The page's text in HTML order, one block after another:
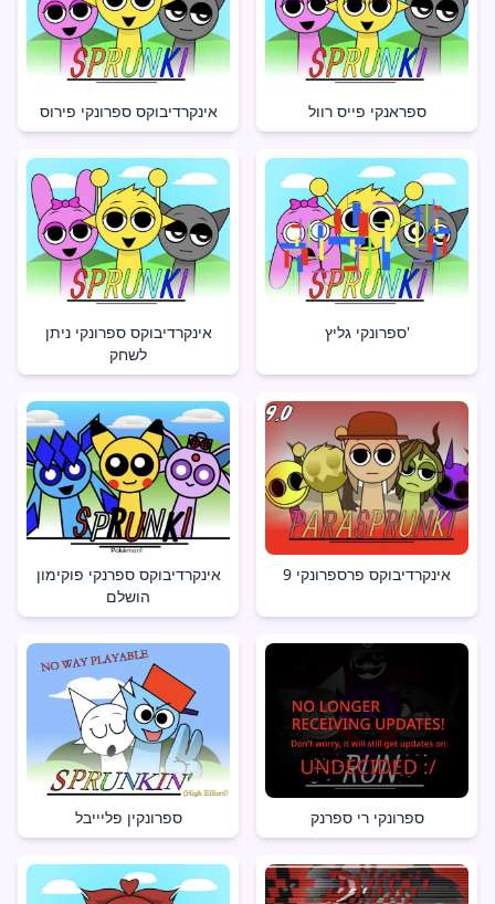
אינקרדיבוקס ספרונקי פירוס ספראנקי פייס רוול
אינקרדיבוקס ספרונקי ניתן
לשחק
ספרונקי גליץ'
אינקרדיבוקס ספרנקי פוקימון
הושלם
אינקרדיבוקס פרספרונקי 9
ספרונקין פליייבל ספרונקי רי ספרנק